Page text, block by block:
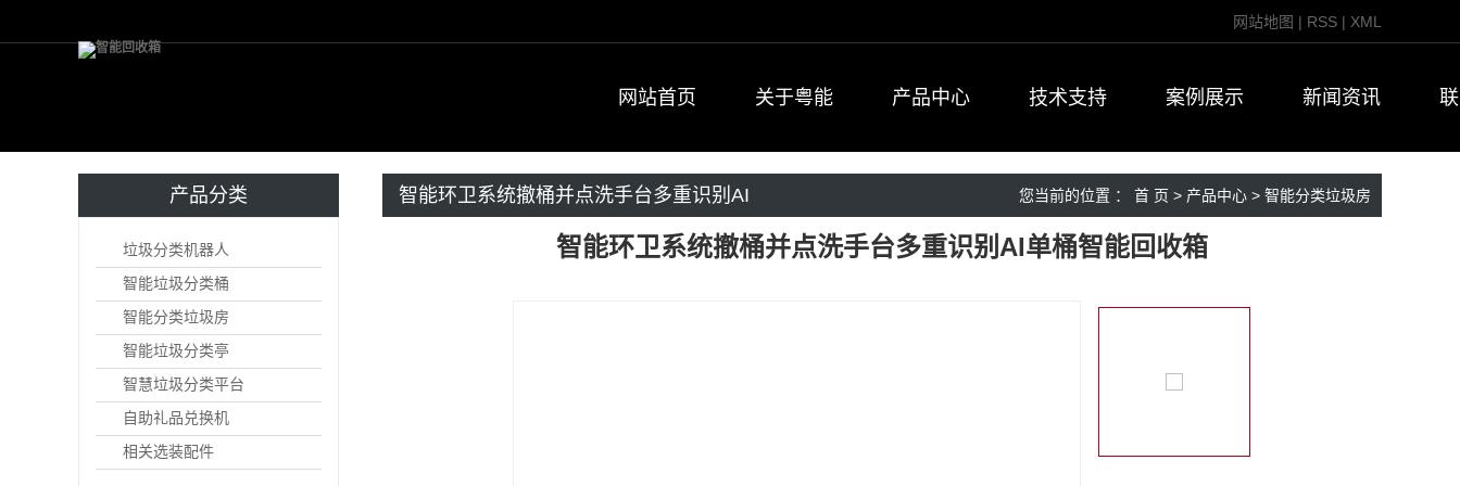
网站地图 | RSS | XML
网站首页 关于粤能 产品中心 技术支持 案例展示 新闻资讯
产品分类
垃圾分类机器人
智能垃圾分类桶
智能分类垃圾房
智能垃圾分类亭
智慧垃圾分类平台
自助礼品兑换机
相关选装配件
智能环卫系统撤桶并点洗手台多重识别AI
您当前的位置 ： 首 页 > 产品中心 > 智能分类垃圾房
智能环卫系统撤桶并点洗手台多重识别AI单桶智能回收箱